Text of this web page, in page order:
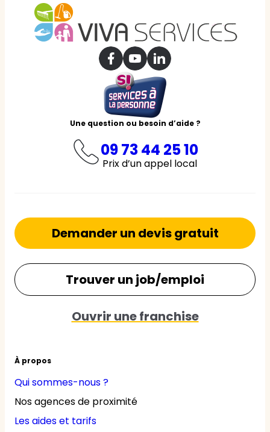
Une question ou besoin d’aide ?
09 73 44 25 10
Prix d’un appel local
À propos
Qui sommes-nous ?
Nos agences de proximité
Les aides et tarifs
Demander un devis gratuit
Trouver un job/emploi
Ouvrir une franchise